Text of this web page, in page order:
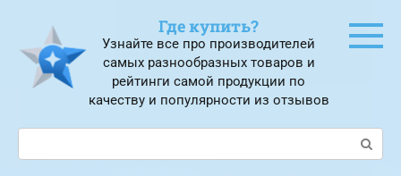
контенту
Где купить?
Узнайте все про производителей
самых разнообразных товаров и
рейтинги самой продукции по
качеству и популярности из отзывов
Поиск: